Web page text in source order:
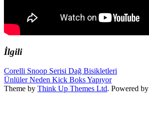
İlgili
Corelli Snoop Serisi Dağ Bisikletleri
Ünlüler Neden Kick Boks Yapıyor
Theme by Think Up Themes Ltd. Powered by